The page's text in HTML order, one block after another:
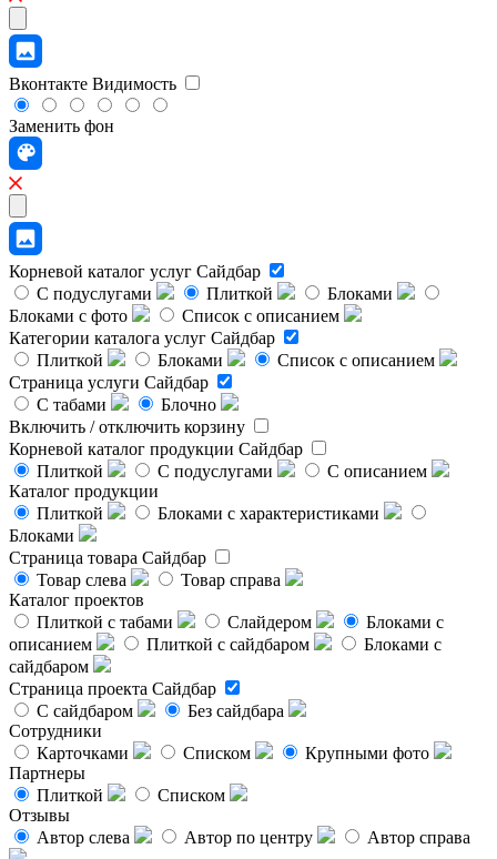
Вконтакте Видимость
Заменить фон
Корневой каталог услуг Сайдбар
С подуслугами
Плиткой
Блоками
Блоками с фото
Список с описанием
Категории каталога услуг Сайдбар
Плиткой
Блоками
Список с описанием
Страница услуги Сайдбар
С табами
Блочно
Включить / отключить корзину
Корневой каталог продукции Сайдбар
Плиткой
С подуслугами
С описанием
Каталог продукции
Плиткой
Блоками с характеристиками
Блоками
Страница товара Сайдбар
Товар слева
Товар справа
Каталог проектов
Плиткой с табами
Слайдером
Блоками с
описанием
Плиткой с сайдбаром
Блоками с
сайдбаром
Страница проекта Сайдбар
С сайдбаром
Без сайдбара
Сотрудники
Карточками
Списком
Крупными фото
Партнеры
Плиткой
Списком
Отзывы
Автор слева
Автор по центру Автор справа